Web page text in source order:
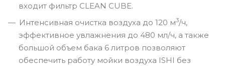
входит фильтр CLEAN CUBE.
Интенсивная очистка воздуха до 120 м3/ч,
эффективное увлажнения до 480 мл/ч, а также
большой объем бака 6 литров позволяют
обеспечить работу мойки воздуха ISHI без